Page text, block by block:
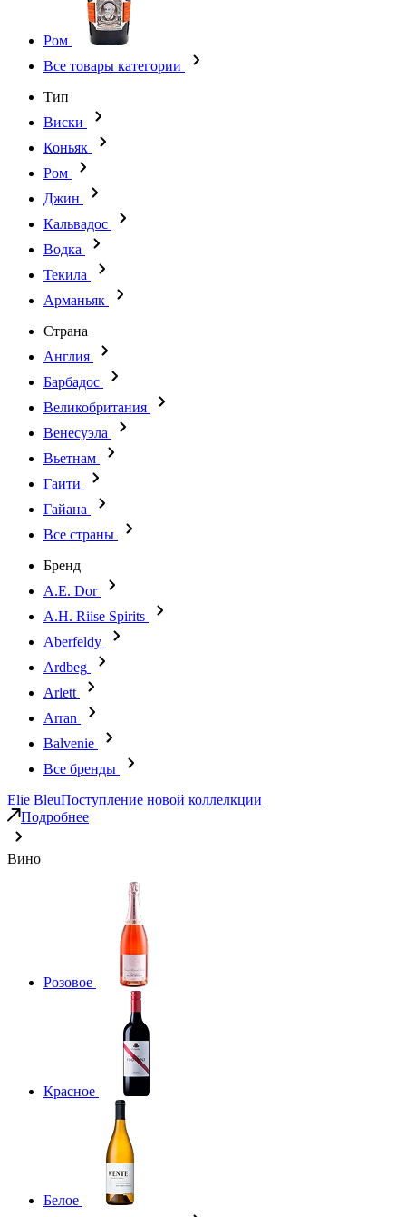
Ром
Все товары категории
Тип
Виски
Коньяк
Ром
Джин
Кальвадос
Водка
Текила
Арманьяк
Страна
Англия
Барбадос
Великобритания
Венесуэла
Вьетнам
Гаити
Гайана
Все страны
Бренд
A.E. Dor
A.H. Riise Spirits
Aberfeldy
Ardbeg
Arlett
Arran
Balvenie
Все бренды
Elie BleuПоступление новой коллелкции
Подробнее
Вино
Розовое
Красное
Белое